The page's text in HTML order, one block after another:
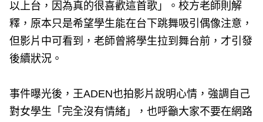
以上台，因為真的很喜歡這首歌」。校方老師則解
釋，原本只是希望學生能在台下跳舞吸引偶像注意，
但影片中可看到，老師曾將學生拉到舞台前，才引發
後續狀況。
事件曝光後，王ADEN也拍影片說明心情，強調自己
對女學生「完全沒有情緒」，也呼籲大家不要在網路